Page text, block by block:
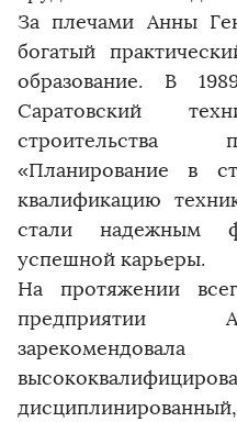
За плечами Анны
богатый
образование. В
Саратовский
строительства
«Планирование в
квалификацию
стали надежным
успешной карьеры.
На протяжении
предприятии